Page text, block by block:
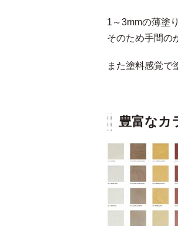
1～3mmの薄塗
そのため手間の
また塗料感覚で
豊富なカ